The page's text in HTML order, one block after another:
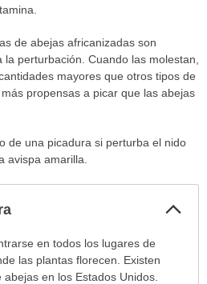
de abejas africanizadas son
perturbación. Cuando las molestan,
mayores que otros tipos de
propensas a picar que las abejas
de una picadura si perturba el nido
avispa amarilla.
en todos los lugares de
las plantas florecen. Existen
en los Estados Unidos.